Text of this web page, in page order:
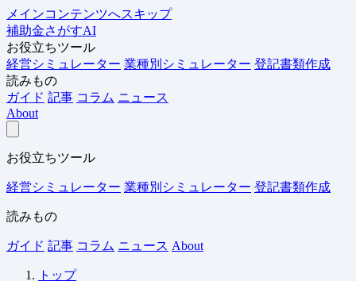
メインコンテンツへスキップ
補助金さがすAI
お役立ちツール
経営シミュレーター 業種別シミュレーター 登記書類作成
読みもの
ガイド 記事 コラム ニュース
About
お役立ちツール
経営シミュレーター 業種別シミュレーター 登記書類作成
読みもの
ガイド 記事 コラム ニュース About
トップ